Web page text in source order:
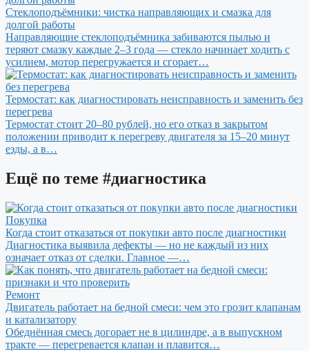
Стеклоподъёмники: чистка направляющих и смазка для
долгой работы
Направляющие стеклоподъёмника забиваются пылью и
теряют смазку каждые 2–3 года — стекло начинает ходить с
усилием, мотор перегружается и сгорает…
Термостат: как диагностировать неисправность и заменить без
перегрева
Термостат стоит 20–80 рублей, но его отказ в закрытом
положении приводит к перегреву двигателя за 15–20 минут
езды, а в…
Ещё по теме #диагностика
Покупка
Когда стоит отказаться от покупки авто после диагностики
Диагностика выявила дефекты — но не каждый из них
означает отказ от сделки. Главное —…
Ремонт
Двигатель работает на бедной смеси: чем это грозит клапанам
и катализатору
Обеднённая смесь догорает не в цилиндре, а в выпускном
тракте — перегревается клапан и плавится…